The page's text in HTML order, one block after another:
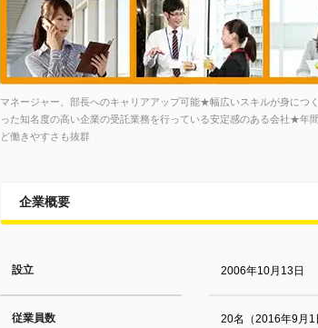
マネージャー、部長へのキャリアアップ可能★幅広いスキルが身につ
った知名度の高い企業の受託業務を行っている安定感のある会社★年
ど働きやすさも抜群
企業概要
設立 2006年10月13日
従業員数 20名（2016年9月1